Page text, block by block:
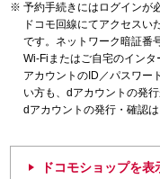
予約手続きにはログインが
ドコモ回線にてアクセスい
です。ネットワーク暗証番
Wi-Fiまたはご自宅のイン
アカウントのID／パスワー
い方も、dアカウントの発行
dアカウントの発行・確認は
ドコモショップを表